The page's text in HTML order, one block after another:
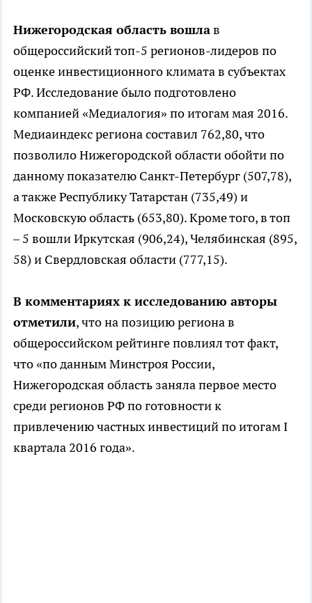
Нижегородская область вошлав
общероссийский топ-5 регионов-лидеров по
оценке инвестиционного климата в субъектах
РФ. Исследование было подготовлено
компанией «Медиалогия» по итогам мая 2016.
Медиаиндекс региона составил 762,80, что
позволило Нижегородской области обойти по
данному показателю Санкт-Петербург (507,78),
а также Республику Татарстан (735,49) и
Московскую область (653,80). Кроме того, в топ
– 5 вошли Иркутская (906,24), Челябинская (895,
58) и Свердловская области (777,15).
В комментариях к исследованию авторы
отметили, что на позицию региона в
общероссийском рейтинге повлиял тот факт,
что «по данным Минстроя России,
Нижегородская область заняла первое место
среди регионов РФ по готовности к
привлечению частных инвестиций по итогам I
квартала 2016 года».